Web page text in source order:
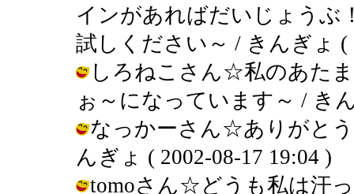
インがあればだいじょうぶ
試しください～ / きんぎょ (
しろねこさん☆私のあた
ぉ～になっています～ / き
なっかーさん☆ありがと
んぎょ ( 2002-08-17 19:04 )
tomoさん☆どうも私は汗